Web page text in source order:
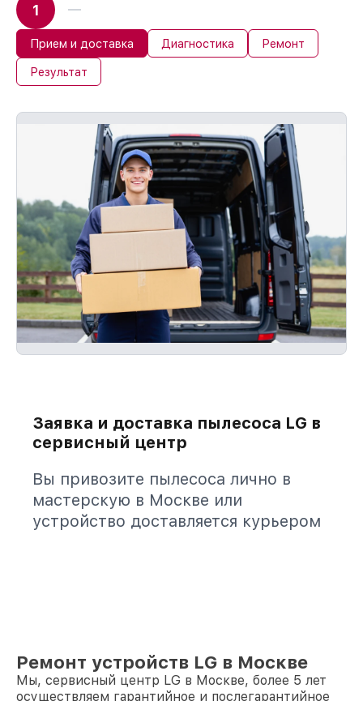
1
Прием и доставка Диагностика Ремонт
Результат
Заявка и доставка пылесоса LG в
сервисный центр
Вы привозите пылесоса лично в
мастерскую в Москве или
устройство доставляется курьером
Ремонт устройств LG в Москве
Мы, сервисный центр LG в Москве, более 5 лет
осуществляем гарантийное и послегарантийное